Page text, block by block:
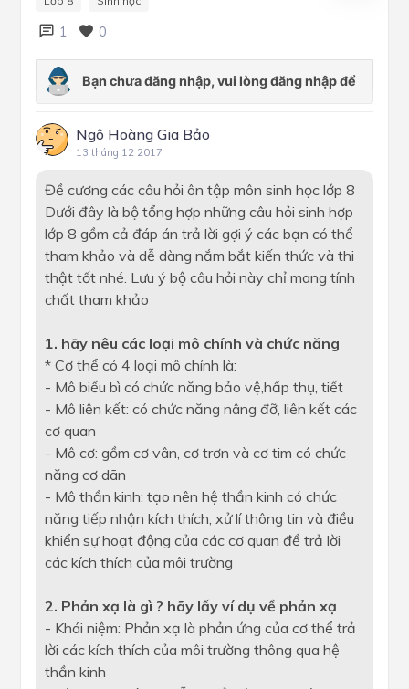
1 0
Ngô Hoàng Gia Bảo
13 tháng 12 2017
Đề cương các câu hỏi ôn tập môn sinh học lớp 8
Dưới đây là bộ tổng hợp những câu hỏi sinh hợp
lớp 8 gồm cả đáp án trả lời gợi ý các bạn có thể
tham khảo và dễ dàng nắm bắt kiến thức và thi
thật tốt nhé. Lưu ý bộ câu hỏi này chỉ mang tính
chất tham khảo
1. hãy nêu các loại mô chính và chức năng
* Cơ thể có 4 loại mô chính là:
- Mô biểu bì có chức năng bảo vệ,hấp thụ, tiết
- Mô liên kết: có chức năng nâng đỡ, liên kết các
cơ quan
- Mô cơ: gồm cơ vân, cơ trơn và cơ tim có chức
năng cơ dãn
- Mô thần kinh: tạo nên hệ thần kinh có chức
năng tiếp nhận kích thích, xử lí thông tin và điều
khiển sự hoạt động của các cơ quan để trả lời
các kích thích của môi trường
2. Phản xạ là gì ? hãy lấy ví dụ về phản xạ
- Khái niệm: Phản xạ là phản ứng của cơ thể trả
lời các kích thích của môi trường thông qua hệ
thần kinh